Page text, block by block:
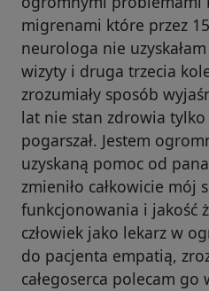
migrenami które przez
neurologa nie
wizyty i druga trzecia
zrozumiały sposób
lat nie stan zdrowia tylko
pogarszał. Jestem
uzyskaną pomoc od
zmieniło całkowicie mój
funkcjonowania i jakość
człowiek jako lekarz w
do pacjenta empatią,
całegoserca polecam go